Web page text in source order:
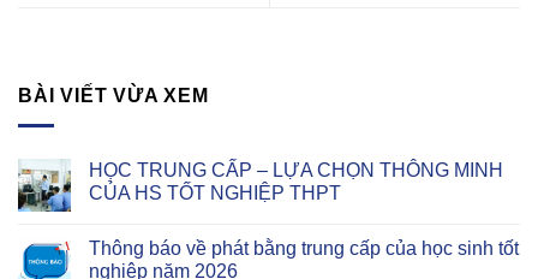
BÀI VIẾT VỪA XEM
HỌC TRUNG CẤP – LỰA CHỌN THÔNG MINH
CỦA HS TỐT NGHIỆP THPT
Thông báo về phát bằng trung cấp của học sinh tốt
nghiệp năm 2026